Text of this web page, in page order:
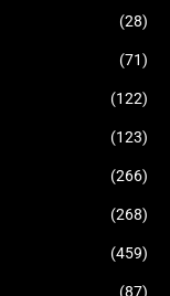
(28)
(71)
(122)
(123)
(266)
(268)
(459)
(87)